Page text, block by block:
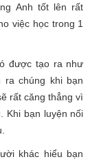
Anh tốt lên rất
việc học trong 1
được tạo ra như
chúng khi bạn
rất căng thẳng vì
Khi bạn luyện nối
khác hiểu bạn